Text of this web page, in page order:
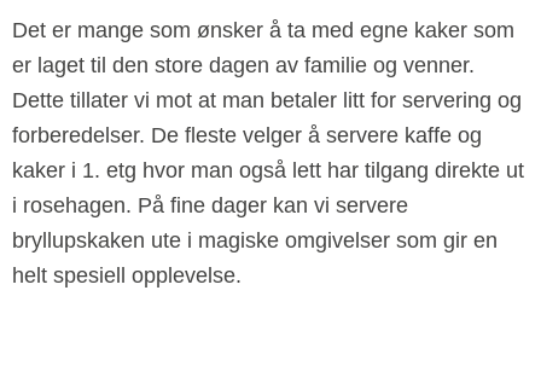
Det er mange som ønsker å ta med egne kaker som
er laget til den store dagen av familie og venner.
Dette tillater vi mot at man betaler litt for servering og
forberedelser. De fleste velger å servere kaffe og
kaker i 1. etg hvor man også lett har tilgang direkte ut
i rosehagen. På fine dager kan vi servere
bryllupskaken ute i magiske omgivelser som gir en
helt spesiell opplevelse.